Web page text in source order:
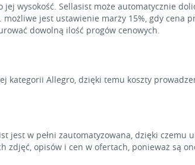
wysokość. Sellasist może automatycznie
jest ustawienie marży 15%, gdy cena
dowolną ilość progów cenowych.
Allegro, dzięki temu koszty
w pełni zautomatyzowana, dzięki czemu
zdjęć, opisów i cen w ofertach, ponieważ są